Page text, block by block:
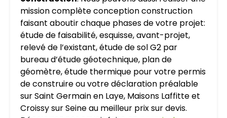
mission complète conception construction
faisant aboutir chaque phases de votre projet:
étude de faisabilité, esquisse, avant-projet,
relevé de l’existant, étude de sol G2 par
bureau d’étude géotechnique, plan de
géomètre, étude thermique pour votre permis
de construire ou votre déclaration préalable
sur Saint Germain en Laye, Maisons Laffitte et
Croissy sur Seine au meilleur prix sur devis.